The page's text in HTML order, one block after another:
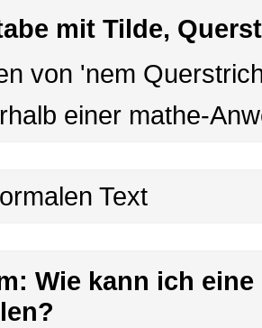
mit Tilde,
von 'nem
einer mathe-
Text
Wie kann ich